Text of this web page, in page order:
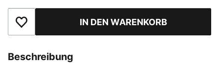
Zu Favoriten hinzufügenIN DEN WARENKORB
Beschreibung